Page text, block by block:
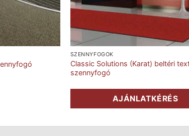
SZENNYFOGÓK
Classic Solutions (Karat) beltéri
szennyfogó
AJÁNLATKÉRÉS